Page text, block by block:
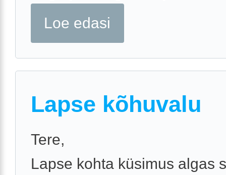
Loe edasi
Lapse kõhuvalu
Tere,
Lapse kohta küsimus algas